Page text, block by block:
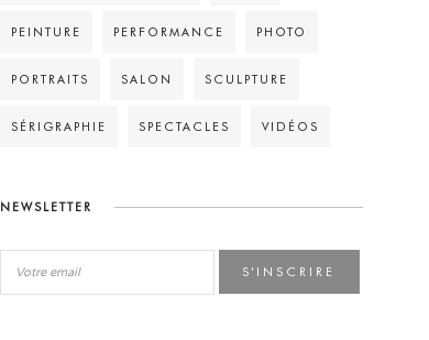
PEINTURE PERFORMANCE PHOTO
PORTRAITS SALON SCULPTURE
SÉRIGRAPHIE SPECTACLES VIDÉOS
NEWSLETTER
S'INSCRIRE